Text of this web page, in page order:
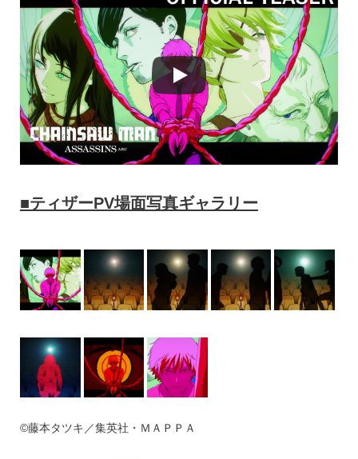
■ティザーPV場面写真ギャラリー
©藤本タツキ／集英社・ＭＡＰＰＡ